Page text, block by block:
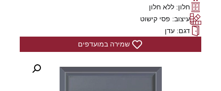
חלון: ללא חלון
עיצוב: פסי קישוט
דגם: עדן
שמירה במועדפים